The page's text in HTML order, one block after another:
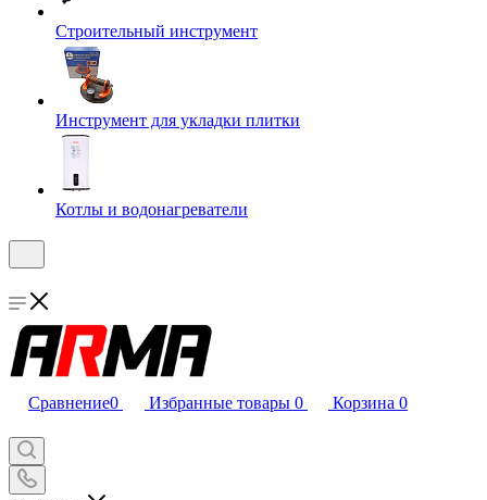
Строительный инструмент
Инструмент для укладки плитки
Котлы и водонагреватели
Сравнение0 Избранные товары 0 Корзина 0